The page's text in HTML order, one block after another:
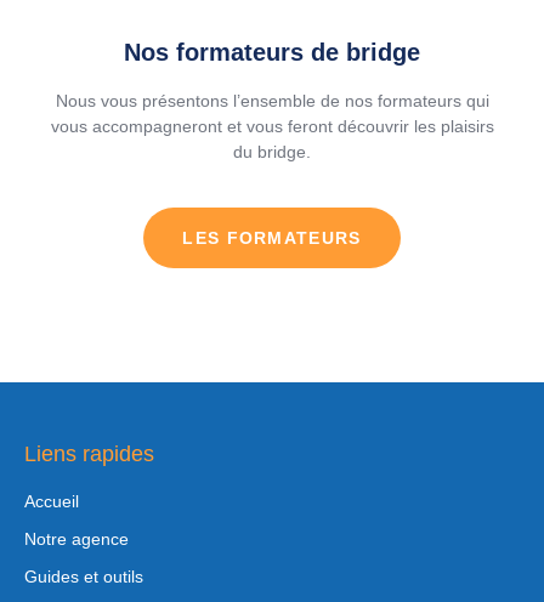
Nos formateurs de bridge
Nous vous présentons l’ensemble de nos formateurs qui
vous accompagneront et vous feront découvrir les plaisirs
du bridge.
LES FORMATEURS
Liens rapides
Accueil
Notre agence
Guides et outils